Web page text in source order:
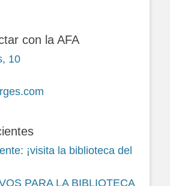
con la AFA
10
¡visita la biblioteca del
PARA LA BIBLIOTECA